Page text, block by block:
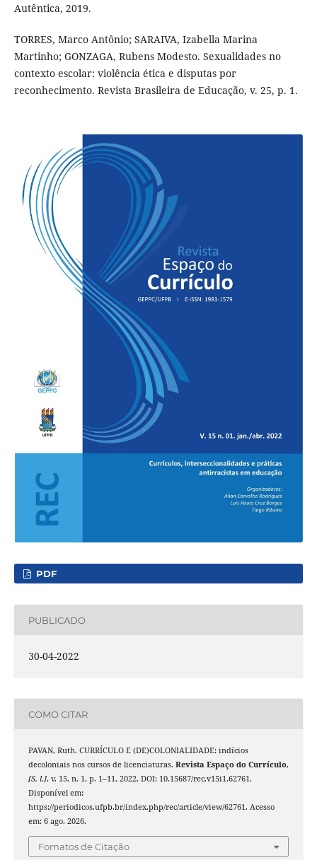
Autêntica, 2019.
TORRES, Marco Antônio; SARAIVA, Izabella Marina
Martinho; GONZAGA, Rubens Modesto. Sexualidades no
contexto escolar: violência ética e disputas por
reconhecimento. Revista Brasileira de Educação, v. 25, p. 1.
PDF
PUBLICADO
30-04-2022
COMO CITAR
PAVAN, Ruth. CURRÍCULO E (DE)COLONIALIDADE: indícios
decoloniais nos cursos de licenciaturas. Revista Espaço do Currículo,
[S. l.], v. 15, n. 1, p. 1–11, 2022. DOI: 10.15687/rec.v15i1.62761.
Disponível em:
https://periodicos.ufpb.br/index.php/rec/article/view/62761. Acesso
em: 6 ago. 2026.
Fomatos de Citação